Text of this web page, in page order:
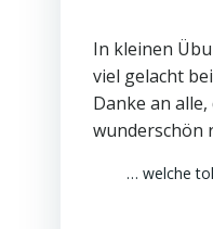
In kleinen
viel gelacht
Danke an
wunderschön
… welche